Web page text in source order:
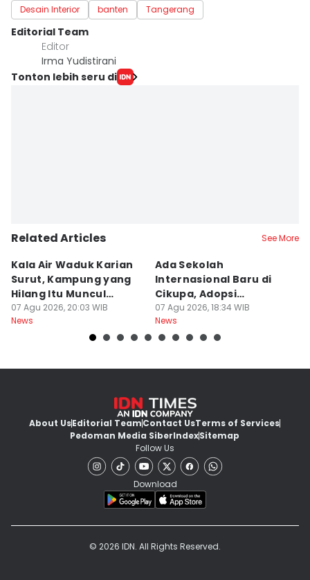
Desain Interior banten Tangerang
Editorial Team
Editor
Irma Yudistirani
Tonton lebih seru di
Related Articles See More
Kala Air Waduk Karian
Surut, Kampung yang
Hilang Itu Muncul
Kembali
07 Agu 2026, 20:03 WIB
News
Ada Sekolah
Internasional Baru di
Cikupa, Adopsi
Kurikulum Singapura
07 Agu 2026, 18:34 WIB
News
About UsEditorial TeamContact UsTerms of Services
Pedoman Media SiberIndexSitemap
Follow Us
Download
© 2026 IDN. All Rights Reserved.